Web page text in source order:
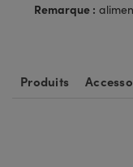
Remarque :
Produits